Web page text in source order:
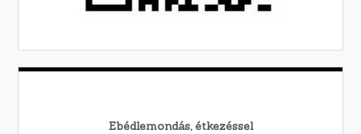
Ebédlemondás, étkezéssel